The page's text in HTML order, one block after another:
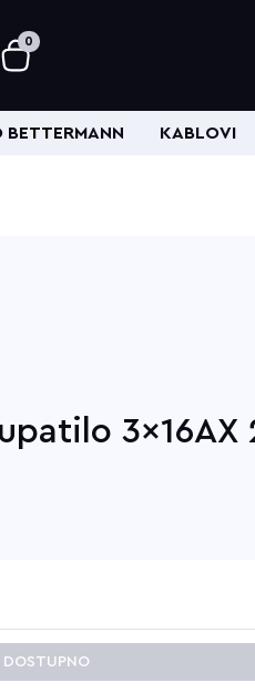
0
BETTERMANN KABLOVI
3x16AX